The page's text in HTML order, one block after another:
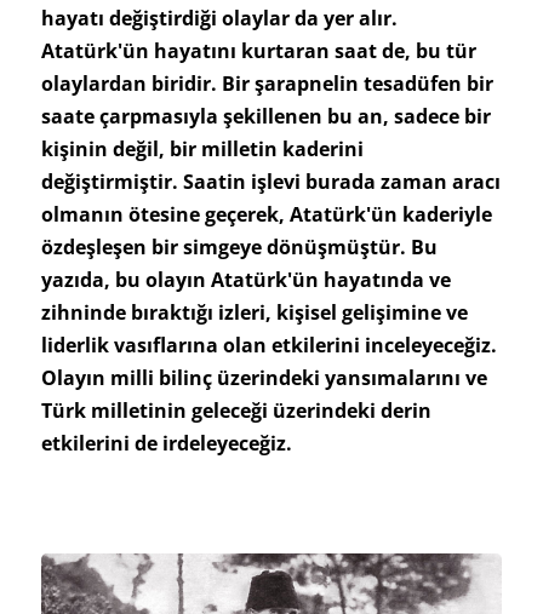
hayatı değiştirdiği olaylar da yer alır.
Atatürk'ün hayatını kurtaran saat de, bu tür
olaylardan biridir. Bir şarapnelin tesadüfen bir
saate çarpmasıyla şekillenen bu an, sadece bir
kişinin değil, bir milletin kaderini
değiştirmiştir. Saatin işlevi burada zaman aracı
olmanın ötesine geçerek, Atatürk'ün kaderiyle
özdeşleşen bir simgeye dönüşmüştür. Bu
yazıda, bu olayın Atatürk'ün hayatında ve
zihninde bıraktığı izleri, kişisel gelişimine ve
liderlik vasıflarına olan etkilerini inceleyeceğiz.
Olayın milli bilinç üzerindeki yansımalarını ve
Türk milletinin geleceği üzerindeki derin
etkilerini de irdeleyeceğiz.